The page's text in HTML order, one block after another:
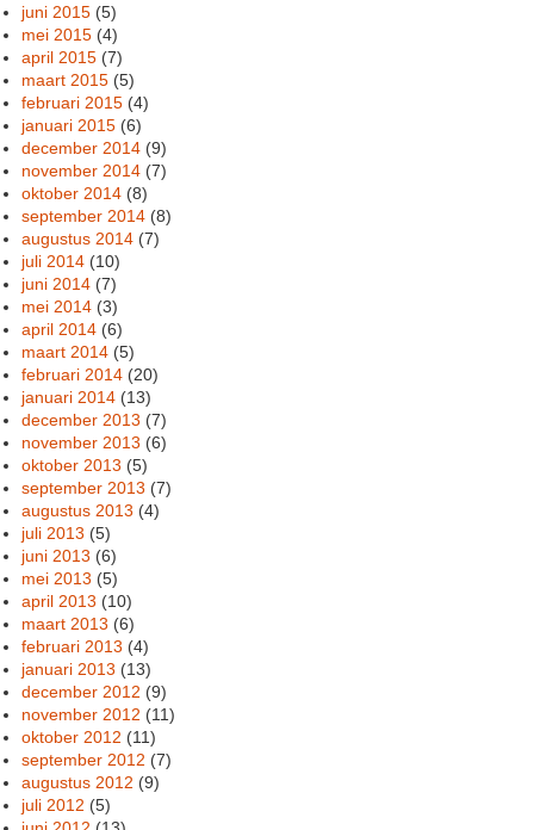
juni 2015 (5)
mei 2015 (4)
april 2015 (7)
maart 2015 (5)
februari 2015 (4)
januari 2015 (6)
december 2014 (9)
november 2014 (7)
oktober 2014 (8)
september 2014 (8)
augustus 2014 (7)
juli 2014 (10)
juni 2014 (7)
mei 2014 (3)
april 2014 (6)
maart 2014 (5)
februari 2014 (20)
januari 2014 (13)
december 2013 (7)
november 2013 (6)
oktober 2013 (5)
september 2013 (7)
augustus 2013 (4)
juli 2013 (5)
juni 2013 (6)
mei 2013 (5)
april 2013 (10)
maart 2013 (6)
februari 2013 (4)
januari 2013 (13)
december 2012 (9)
november 2012 (11)
oktober 2012 (11)
september 2012 (7)
augustus 2012 (9)
juli 2012 (5)